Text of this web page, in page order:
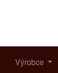
Výrobce